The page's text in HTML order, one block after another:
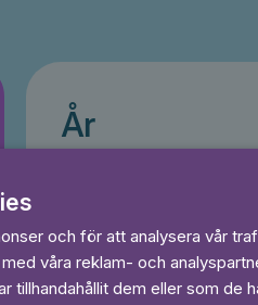
År
Prova 7 dagar gratis
Läs och lyssna obegränsat
och för att analysera vår
våra reklam- och
tillhandahållit dem eller som de